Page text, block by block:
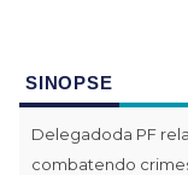
SINOPSE
Delegadoda PF
combatendo